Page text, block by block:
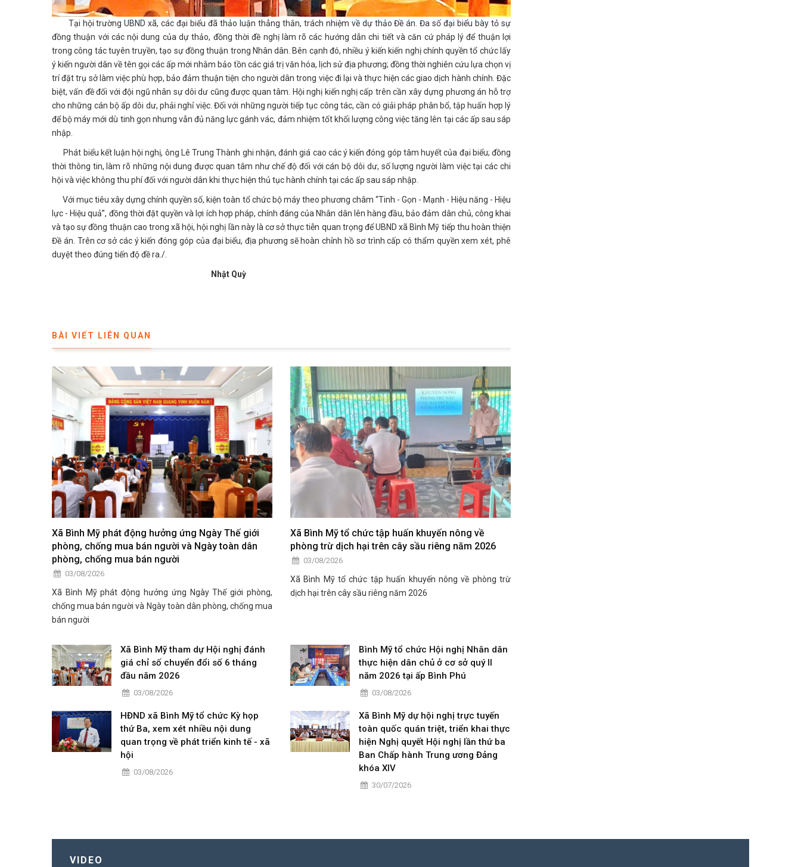
Tại hội trường UBND xã, các đại biểu đã thảo luận thẳng thắn, trách nhiệm về dự thảo Đề án. Đa số đại biểu bày tỏ sự
đồng thuận với các nội dung của dự thảo, đồng thời đề nghị làm rõ các hướng dẫn chi tiết và căn cứ pháp lý để thuận lợi
trong công tác tuyên truyền, tạo sự đồng thuận trong Nhân dân. Bên cạnh đó, nhiều ý kiến kiến nghị chính quyền tổ chức lấy
ý kiến người dân về tên gọi các ấp mới nhằm bảo tồn các giá trị văn hóa, lịch sử địa phương; đồng thời nghiên cứu lựa chọn vị
trí đặt trụ sở làm việc phù hợp, bảo đảm thuận tiện cho người dân trong việc đi lại và thực hiện các giao dịch hành chính. Đặc
biệt, vấn đề đối với đội ngũ nhân sự dôi dư cũng được quan tâm. Hội nghị kiến nghị cấp trên cần xây dựng phương án hỗ trợ
cho những cán bộ ấp dôi dư, phải nghỉ việc. Đối với những người tiếp tục công tác, cần có giải pháp phân bổ, tập huấn hợp lý
để bộ máy mới dù tinh gọn nhưng vẫn đủ năng lực gánh vác, đảm nhiệm tốt khối lượng công việc tăng lên tại các ấp sau sáp
nhập.
Phát biểu kết luận hội nghị, ông Lê Trung Thành ghi nhận, đánh giá cao các ý kiến đóng góp tâm huyết của đại biểu; đồng
thời thông tin, làm rõ những nội dung được quan tâm như chế độ đối với cán bộ dôi dư, số lượng người làm việc tại các chi
hội và việc không thu phí đối với người dân khi thực hiện thủ tục hành chính tại các ấp sau sáp nhập.
Với mục tiêu xây dựng chính quyền số, kiện toàn tổ chức bộ máy theo phương châm “Tinh - Gọn - Mạnh - Hiệu năng - Hiệu
lực - Hiệu quả”, đồng thời đặt quyền và lợi ích hợp pháp, chính đáng của Nhân dân lên hàng đầu, bảo đảm dân chủ, công khai
và tạo sự đồng thuận cao trong xã hội, hội nghị lần này là cơ sở thực tiễn quan trọng để UBND xã Bình Mỹ tiếp thu hoàn thiện
Đề án. Trên cơ sở các ý kiến đóng góp của đại biểu, địa phương sẽ hoàn chỉnh hồ sơ trình cấp có thẩm quyền xem xét, phê
duyệt theo đúng tiến độ đề ra./.
Nhật Quỳ
BÀI VIẾT LIÊN QUAN
Xã Bình Mỹ phát động hưởng ứng Ngày Thế giới
phòng, chống mua bán người và Ngày toàn dân
phòng, chống mua bán người
03/08/2026
Xã Bình Mỹ phát động hưởng ứng Ngày Thế giới phòng,
chống mua bán người và Ngày toàn dân phòng, chống mua
bán người
Xã Bình Mỹ tổ chức tập huấn khuyến nông về
phòng trừ dịch hại trên cây sầu riêng năm 2026
03/08/2026
Xã Bình Mỹ tổ chức tập huấn khuyến nông về phòng trừ
dịch hại trên cây sầu riêng năm 2026
Xã Bình Mỹ tham dự Hội nghị đánh
giá chỉ số chuyển đổi số 6 tháng
đầu năm 2026
03/08/2026
Bình Mỹ tổ chức Hội nghị Nhân dân
thực hiện dân chủ ở cơ sở quý II
năm 2026 tại ấp Bình Phú
03/08/2026
HĐND xã Bình Mỹ tổ chức Kỳ họp
thứ Ba, xem xét nhiều nội dung
quan trọng về phát triển kinh tế - xã
hội
03/08/2026
Xã Bình Mỹ dự hội nghị trực tuyến
toàn quốc quán triệt, triển khai thực
hiện Nghị quyết Hội nghị lần thứ ba
Ban Chấp hành Trung ương Đảng
khóa XIV
30/07/2026
VIDEO